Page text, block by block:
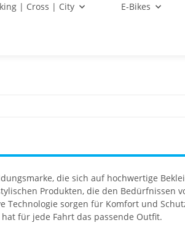
| Cross | City E-Bikes
die sich auf hochwertige
Produkten, die den Bedürfnissen
Technologie sorgen für Komfort und
für jede Fahrt das passende Outfit.